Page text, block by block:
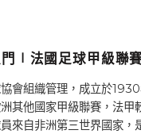
門∣法國足球甲級聯
會組織管理，成立於
其他國家甲級聯賽，法甲
來自非洲第三世界國家，